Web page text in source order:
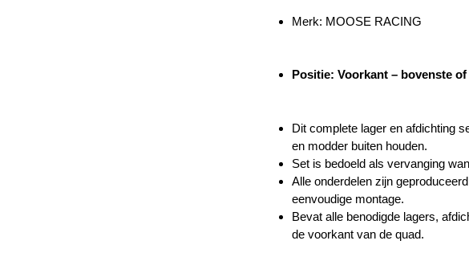
Merk: MOOSE RACING
Positie: Voorkant – bovenste
Dit complete lager en afdichting
en modder buiten houden.
Set is bedoeld als vervanging
Alle onderdelen zijn
eenvoudige montage.
Bevat alle benodigde lagers,
de voorkant van de quad.